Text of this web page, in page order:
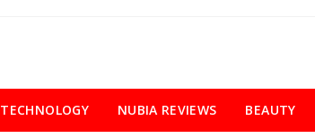
BEAUTY
NUBIA REVIEWS
TECHNOLOGY